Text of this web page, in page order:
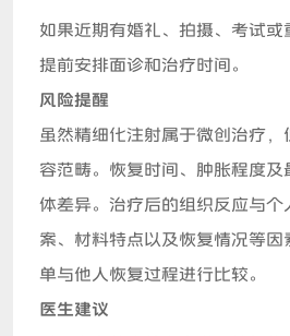
如果近期有婚礼、拍摄、考试或
提前安排面诊和治疗时间。
风险提醒
虽然精细化注射属于微创治疗，
容范畴。恢复时间、肿胀程度及
体差异。治疗后的组织反应与个
案、材料特点以及恢复情况等因
单与他人恢复过程进行比较。
医生建议